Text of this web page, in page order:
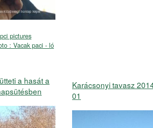
pictures
: Vacak paci - ló
a hasát a
Karácsonyi tavasz
01